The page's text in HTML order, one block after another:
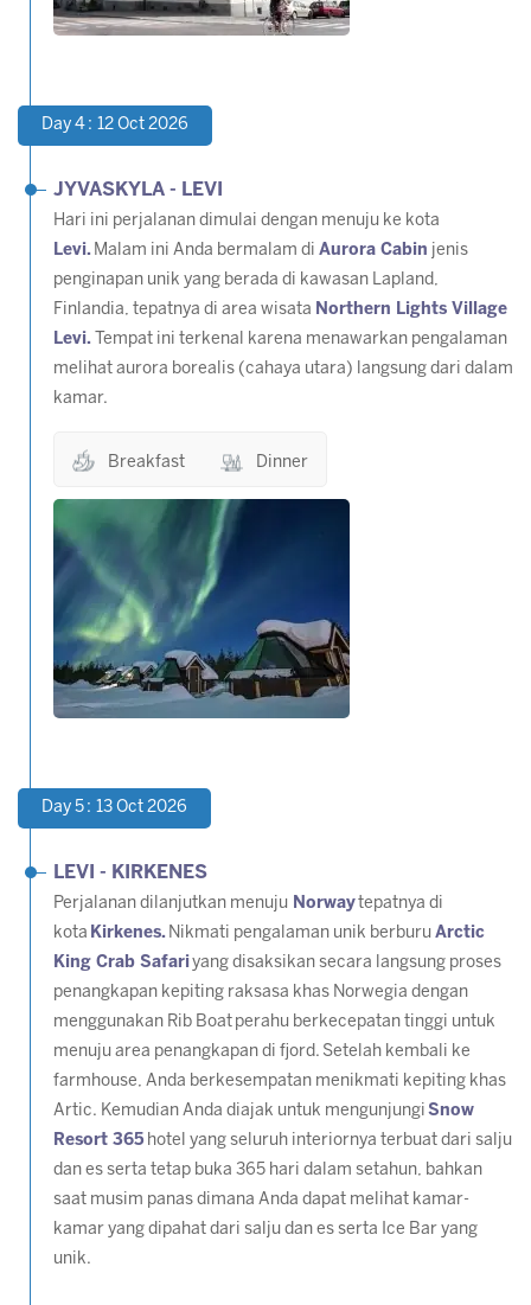
Day 4 : 12 Oct 2026
JYVASKYLA - LEVI
Hari ini perjalanan dimulai dengan menuju ke kota
Levi. Malam ini Anda bermalam di Aurora Cabin jenis
penginapan unik yang berada di kawasan Lapland,
Finlandia, tepatnya di area wisata Northern Lights Village
Levi. Tempat ini terkenal karena menawarkan pengalaman
melihat aurora borealis (cahaya utara) langsung dari dalam
kamar.
Breakfast Dinner
Day 5 : 13 Oct 2026
LEVI - KIRKENES
Perjalanan dilanjutkan menuju Norwaytepatnya di
kota Kirkenes. Nikmati pengalaman unik berburu Arctic
King Crab Safariyang disaksikan secara langsung proses
penangkapan kepiting raksasa khas Norwegia dengan
menggunakan Rib Boat perahu berkecepatan tinggi untuk
menuju area penangkapan di fjord. Setelah kembali ke
farmhouse, Anda berkesempatan menikmati kepiting khas
Artic. Kemudian Anda diajak untuk mengunjungi Snow
Resort 365 hotel yang seluruh interiornya terbuat dari salju
dan es serta tetap buka 365 hari dalam setahun, bahkan
saat musim panas dimana Anda dapat melihat kamar-
kamar yang dipahat dari salju dan es serta Ice Bar yang
unik.